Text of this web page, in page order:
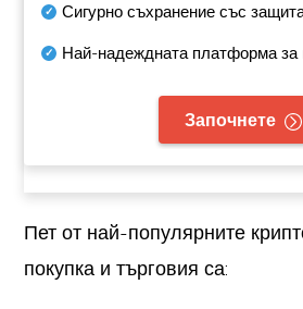
Сигурно съхранение със
Най-надеждната платформа за
Започнете
Пет от най-популярните
покупка и търговия са: